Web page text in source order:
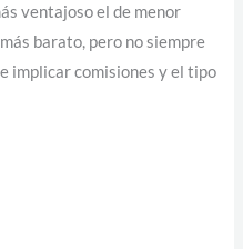
ventajoso el de menor
barato, pero no siempre
implicar comisiones y el tipo